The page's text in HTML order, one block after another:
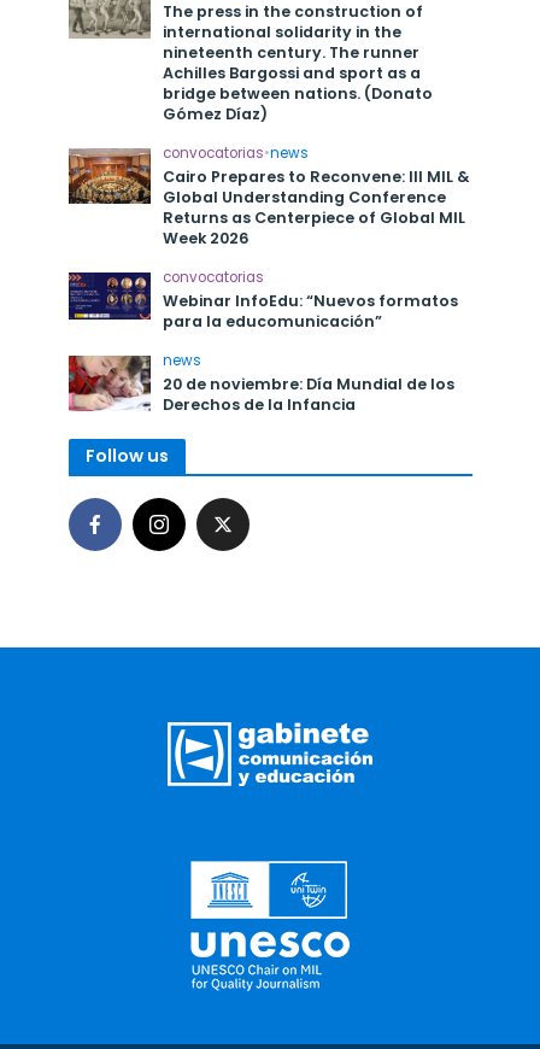
The press in the construction of
international solidarity in the
nineteenth century. The runner
Achilles Bargossi and sport as a
bridge between nations. (Donato
Gómez Díaz)
convocatorias•news
Cairo Prepares to Reconvene: III MIL &
Global Understanding Conference
Returns as Centerpiece of Global MIL
Week 2026
convocatorias
Webinar InfoEdu: “Nuevos formatos
para la educomunicación”
news
20 de noviembre: Día Mundial de los
Derechos de la Infancia
Follow us